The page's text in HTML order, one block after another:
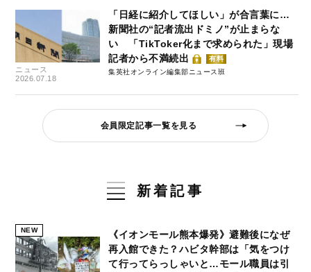
ニュース
2026.07.18
「日経に紹介してほしい」が合言葉に…
新聞社の“記者流出ドミノ”が止まらな
い 「TikToker化まで求められた」現場
記者から不満続出
有料
集英社オンライン編集部ニュース班
会員限定記事一覧を見る
新着記事
NEW
《イオンモール熊本爆発》避難後になぜ
再入館できた？ハビタ幹部は「気をつけ
て行ってらっしゃいと…モール職員は引